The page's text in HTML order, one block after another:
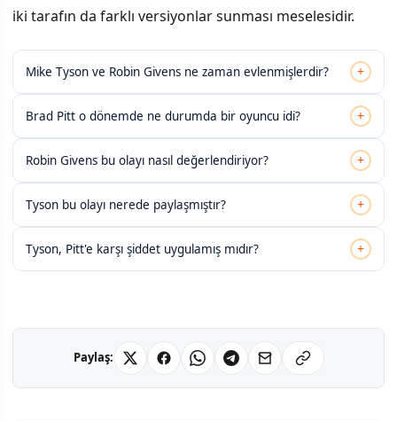
iki tarafın da farklı versiyonlar sunması meselesidir.
Mike Tyson ve Robin Givens ne zaman evlenmişlerdir? +
Brad Pitt o dönemde ne durumda bir oyuncu idi? +
Robin Givens bu olayı nasıl değerlendiriyor? +
Tyson bu olayı nerede paylaşmıştır? +
Tyson, Pitt'e karşı şiddet uygulamış mıdır? +
Paylaş: